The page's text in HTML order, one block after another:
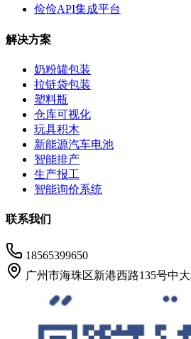
俭俭API集成平台
解决方案
奶粉罐包装
拉链袋包装
塑料瓶
仓库可视化
玩具积木
新能源汽车电池
智能排产
生产报工
智能询价系统
联系我们
18565399650
广州市海珠区新港西路135号中